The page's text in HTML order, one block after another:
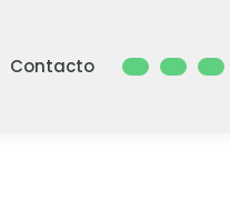
Contacto